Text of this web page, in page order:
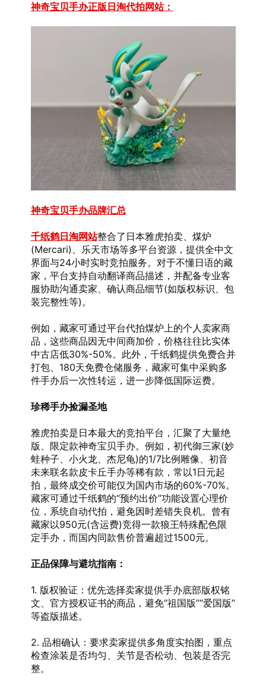
神奇宝贝手办正版日淘代拍网站：
神奇宝贝手办品牌汇总
千纸鹤日淘网站整合了日本雅虎拍卖、煤炉
(Mercari)、乐天市场等多平台资源，提供全中文
界面与24小时实时竞拍服务。对于不懂日语的藏
家，平台支持自动翻译商品描述，并配备专业客
服协助沟通卖家、确认商品细节(如版权标识、包
装完整性等)。
例如，藏家可通过平台代拍煤炉上的个人卖家商
品，这些商品因无中间商加价，价格往往比实体
中古店低30%-50%。此外，千纸鹤提供免费合并
打包、180天免费仓储服务，藏家可集中采购多
件手办后一次性转运，进一步降低国际运费。
珍稀手办捡漏圣地
雅虎拍卖是日本最大的竞拍平台，汇聚了大量绝
版、限定款神奇宝贝手办。例如，初代御三家(妙
蛙种子、小火龙、杰尼龟)的1/7比例雕像、初音
未来联名款皮卡丘手办等稀有款，常以1日元起
拍，最终成交价可能仅为国内市场的60%-70%。
藏家可通过千纸鹤的“预约出价”功能设置心理价
位，系统自动代拍，避免因时差错失良机。曾有
藏家以950元(含运费)竞得一款狼王特殊配色限
定手办，而国内同款售价普遍超过1500元。
正品保障与避坑指南：
1. 版权验证：优先选择卖家提供手办底部版权铭
文、官方授权证书的商品，避免“祖国版”“爱国版”
等盗版描述。
2. 品相确认：要求卖家提供多角度实拍图，重点
检查涂装是否均匀、关节是否松动、包装是否完
整。